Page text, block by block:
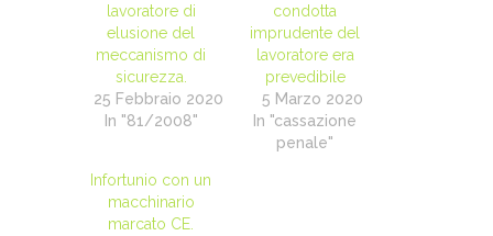
lavoratore di
elusione del
meccanismo di
sicurezza.
25 Febbraio 2020
In "81/2008"
condotta
imprudente del
lavoratore era
prevedibile
5 Marzo 2020
In "cassazione
penale"
Infortunio con un
macchinario
marcato CE.